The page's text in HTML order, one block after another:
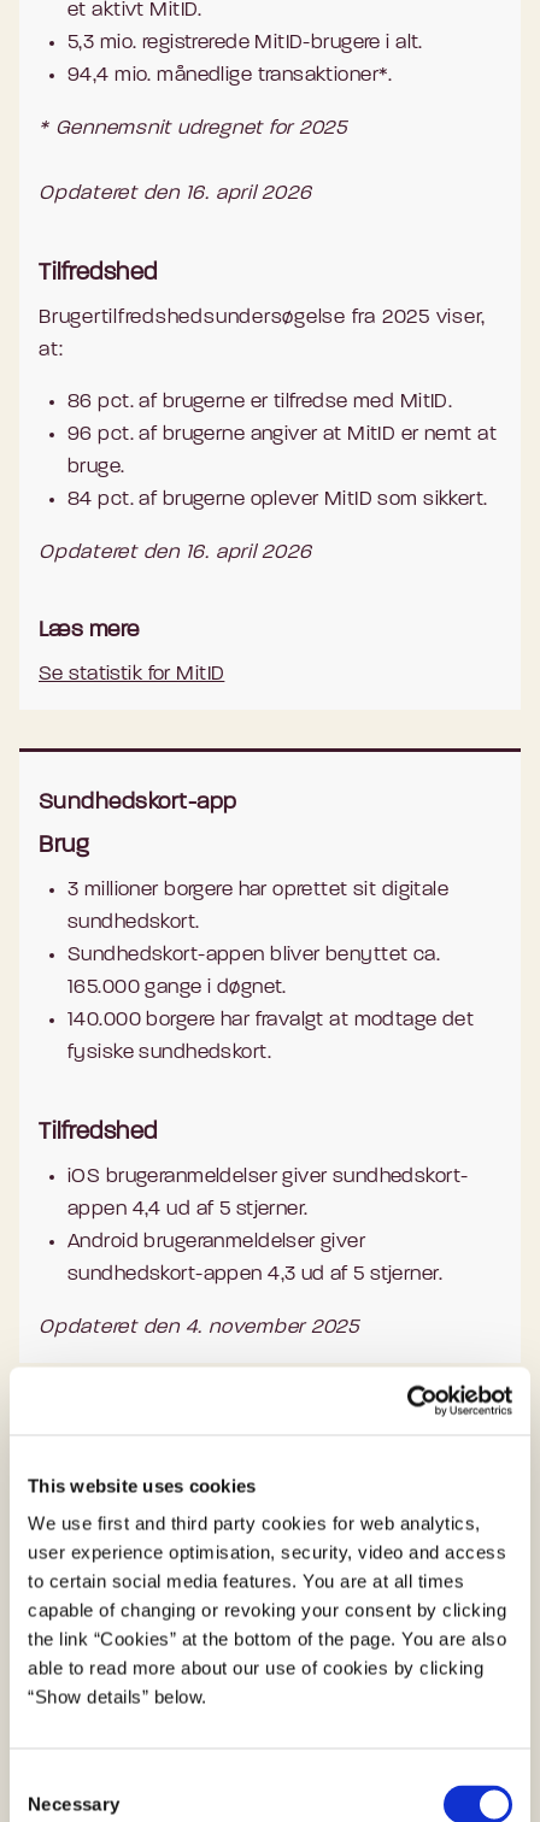
This website uses cookies
We use first and third party cookies for web analytics,
user experience optimisation, security, video and access
to certain social media features. You are at all times
capable of changing or revoking your consent by clicking
the link “Cookies” at the bottom of the page. You are also
able to read more about our use of cookies by clicking
“Show details” below.
Necessary
et aktivt MitID.
5,3 mio. registrerede MitID-brugere i alt.
94,4 mio. månedlige transaktioner*.
* Gennemsnit udregnet for 2025
Opdateret den 16. april 2026
Tilfredshed
Brugertilfredshedsundersøgelse fra 2025 viser,
at:
86 pct. af brugerne er tilfredse med MitID.
96 pct. af brugerne angiver at MitID er nemt at
bruge.
84 pct. af brugerne oplever MitID som sikkert.
Opdateret den 16. april 2026
Læs mere
Se statistik for MitID
Sundhedskort-app
Brug
3 millioner borgere har oprettet sit digitale
sundhedskort.
Sundhedskort-appen bliver benyttet ca.
165.000 gange i døgnet.
140.000 borgere har fravalgt at modtage det
fysiske sundhedskort.
Tilfredshed
iOS brugeranmeldelser giver sundhedskort-
appen 4,4 ud af 5 stjerner.
Android brugeranmeldelser giver
sundhedskort-appen 4,3 ud af 5 stjerner.
Opdateret den 4. november 2025
Brug
6 mio personrelaterede NemKonti.
752.102virksomhedsrelaterede NemKonti.
Antal betalinger
7,9 mio. betalinger i september 2025.